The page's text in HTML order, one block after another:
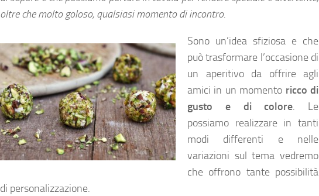
oltre che molto goloso, qualsiasi momento di incontro.
Sono un’idea sfiziosa e che
può trasformare l’occasione di
un aperitivo da offrire agli
amici in un momento ricco di
gusto e di colore. Le
possiamo realizzare in tanti
modi differenti e nelle
variazioni sul tema vedremo
che offrono tante possibilità
di personalizzazione.